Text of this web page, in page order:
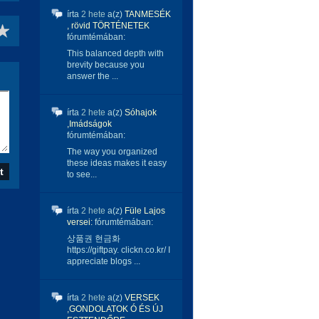
írta 2 hete a(z) TANMESÉK
, rövid TÖRTÉNETEK
fórumtémában:
This balanced depth with
brevity because you
answer the ...
írta 2 hete a(z) Sóhajok
,Imádságok
fórumtémában:
The way you organized
these ideas makes it easy
to see...
írta 2 hete a(z) Füle Lajos
versei: fórumtémában:
상품권 현금화
https://giftpay. clickn.co.kr/ I
appreciate blogs ...
írta 2 hete a(z) VERSEK
,GONDOLATOK Ó ÉS ÚJ